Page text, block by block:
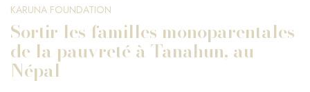
KARUNA FOUNDATION
Sortir les familles monoparentales
de la pauvreté à Tanahun, au
Népal